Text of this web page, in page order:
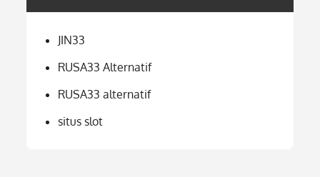
JIN33
RUSA33 Alternatif
RUSA33 alternatif
situs slot